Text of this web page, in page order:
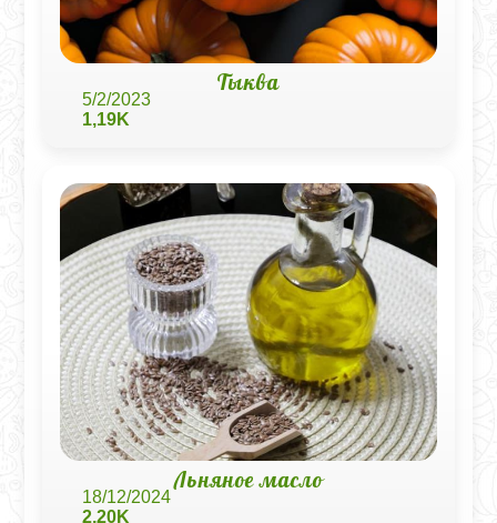
Тыква
5/2/2023
1,19K
Льняное масло
18/12/2024
2,20K